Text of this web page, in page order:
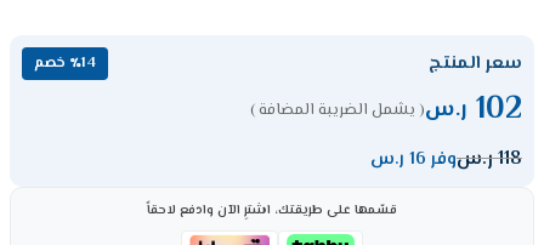
سعر المنتج ٪14 خصم
102 ر.س( يشمل الضريبة المضافة )
118ر.سوفر 16 ر.س
قسّمها على طريقتك، اشترِ الآن وادفع لاحقاً